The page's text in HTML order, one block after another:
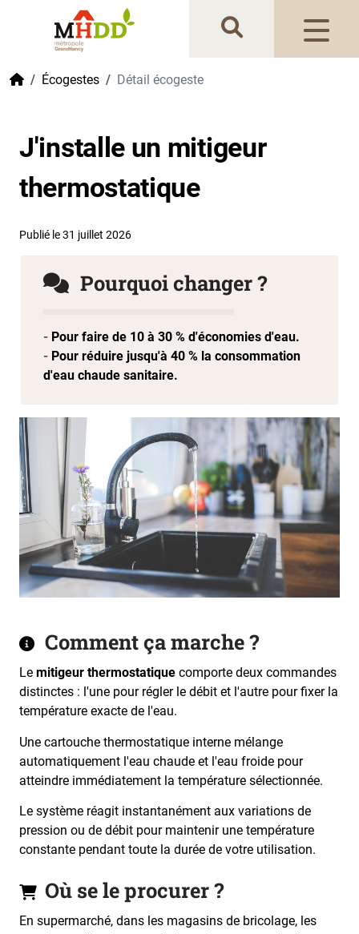
Gestion de vos préférences sur les cookies
AccueilÉcogestes Détail écogeste
J'installe un mitigeur
thermostatique
Publié le 31 juillet 2026
Pourquoi changer ?
Pour faire de 10 à 30 % d'économies d'eau.
Pour réduire jusqu'à 40 % la consommation
d'eau chaude sanitaire.
Comment ça marche ?
Le mitigeur thermostatique comporte deux commandes
distinctes : l'une pour régler le débit et l'autre pour fixer la
température exacte de l'eau.
Une cartouche thermostatique interne mélange
automatiquement l'eau chaude et l'eau froide pour
atteindre immédiatement la température sélectionnée.
Le système réagit instantanément aux variations de
pression ou de débit pour maintenir une température
constante pendant toute la durée de votre utilisation.
Où se le procurer ?
En supermarché, dans les magasins de bricolage, les